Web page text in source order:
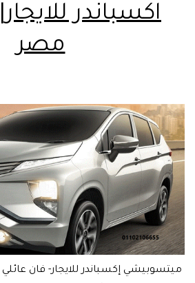
اكسباندر
مصر
ميتسوبيشي إكسباندر للايجار- فان